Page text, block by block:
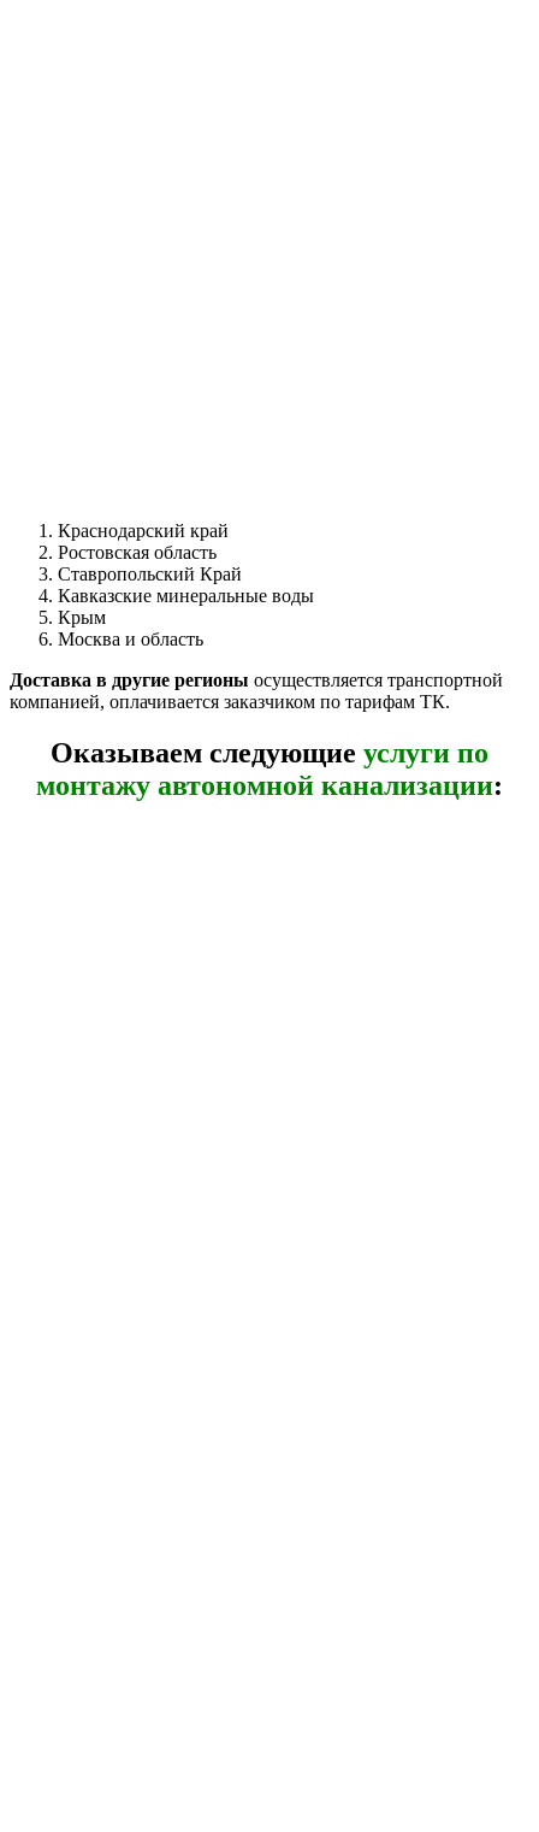
Краснодарский край
Ростовская область
Ставропольский Край
Кавказские минеральные воды
Крым
Москва и область
Доставка в другие регионы осуществляется транспортной
компанией, оплачивается заказчиком по тарифам ТК.
Оказываем следующие услуги по
монтажу автономной канализации: